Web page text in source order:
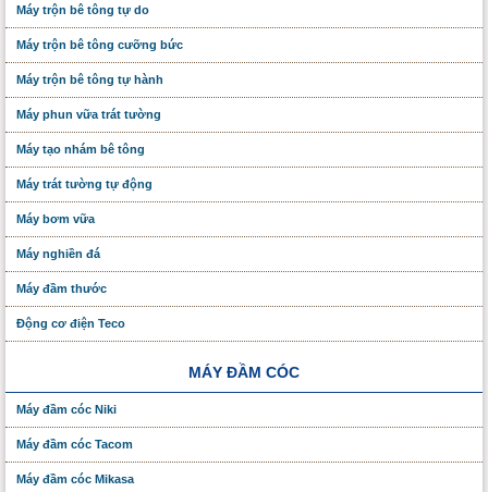
Máy trộn bê tông tự do
Máy trộn bê tông cưỡng bức
Máy trộn bê tông tự hành
Máy phun vữa trát tường
Máy tạo nhám bê tông
Máy trát tường tự động
Máy bơm vữa
Máy nghiền đá
Máy đầm thước
Động cơ điện Teco
MÁY ĐẦM CÓC
Máy đầm cóc Niki
Máy đầm cóc Tacom
Máy đầm cóc Mikasa